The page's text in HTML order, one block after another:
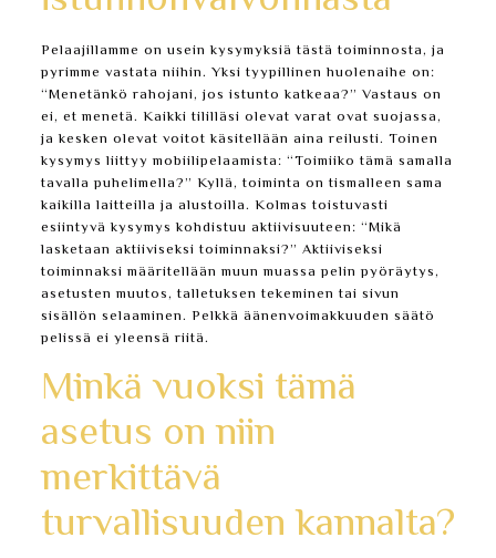
Pelaajillamme on usein kysymyksiä tästä toiminnosta, ja
pyrimme vastata niihin. Yksi tyypillinen huolenaihe on:
“Menetänkö rahojani, jos istunto katkeaa?” Vastaus on
ei, et menetä. Kaikki tililläsi olevat varat ovat suojassa,
ja kesken olevat voitot käsitellään aina reilusti. Toinen
kysymys liittyy mobiilipelaamista: “Toimiiko tämä samalla
tavalla puhelimella?” Kyllä, toiminta on tismalleen sama
kaikilla laitteilla ja alustoilla. Kolmas toistuvasti
esiintyvä kysymys kohdistuu aktiivisuuteen: “Mikä
lasketaan aktiiviseksi toiminnaksi?” Aktiiviseksi
toiminnaksi määritellään muun muassa pelin pyöräytys,
asetusten muutos, talletuksen tekeminen tai sivun
sisällön selaaminen. Pelkkä äänenvoimakkuuden säätö
pelissä ei yleensä riitä.
Minkä vuoksi tämä
asetus on niin
merkittävä
turvallisuuden kannalta?